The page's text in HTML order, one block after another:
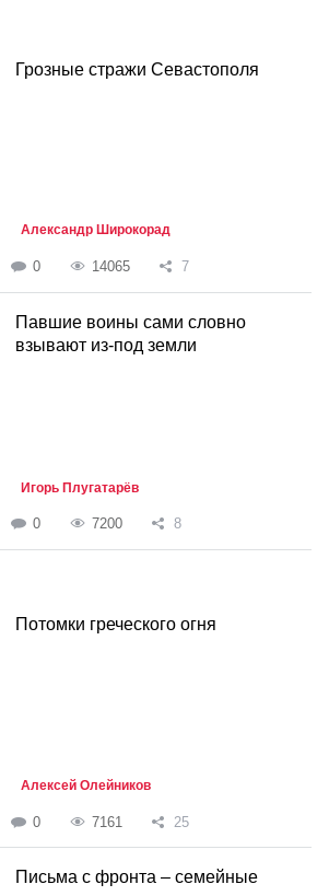
Грозные стражи Севастополя
Александр Широкорад
0 14065 7
Павшие воины сами словно
взывают из-под земли
Игорь Плугатарёв
0 7200 8
Потомки греческого огня
Алексей Олейников
0 7161 25
Письма с фронта – семейные